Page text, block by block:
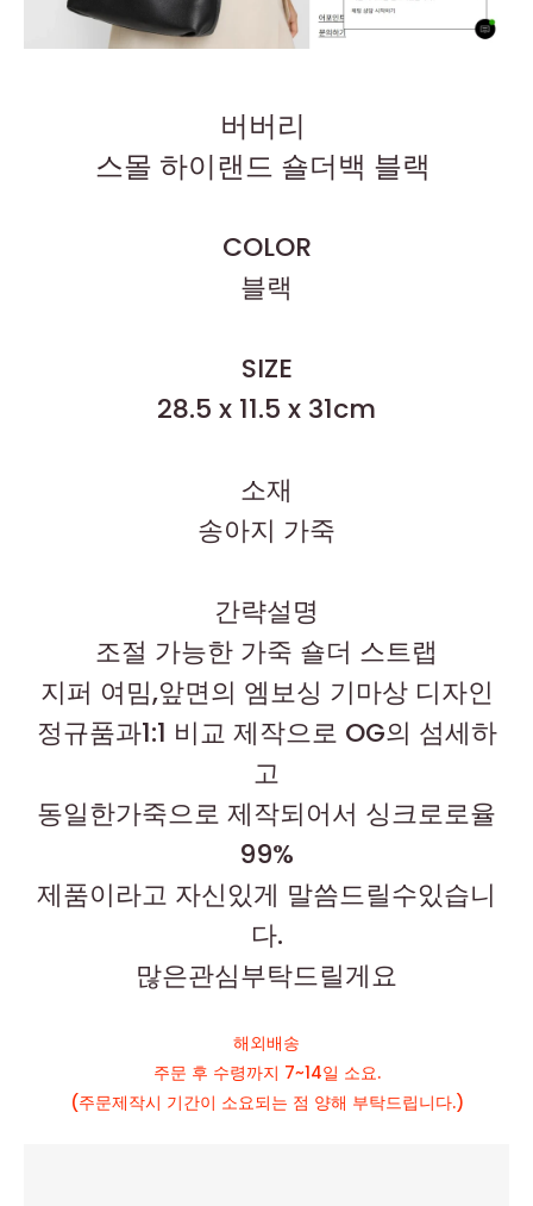
버버리
스몰 하이랜드 숄더백 블랙
COLOR
블랙
SIZE
28.5 x 11.5 x 31cm
소재
송아지 가죽
간략설명
조절 가능한 가죽 숄더 스트랩
지퍼 여밈,앞면의 엠보싱 기마상 디자인
정규품과1:1 비교 제작으로 OG의 섬세하
고
동일한가죽으로 제작되어서 싱크로로율
99%
제품이라고 자신있게 말씀드릴수있습니
다.
많은관심부탁드릴게요
해외배송
주문 후 수령까지 7~14일 소요.
(주문제작시 기간이 소요되는 점 양해 부탁드립니다.)